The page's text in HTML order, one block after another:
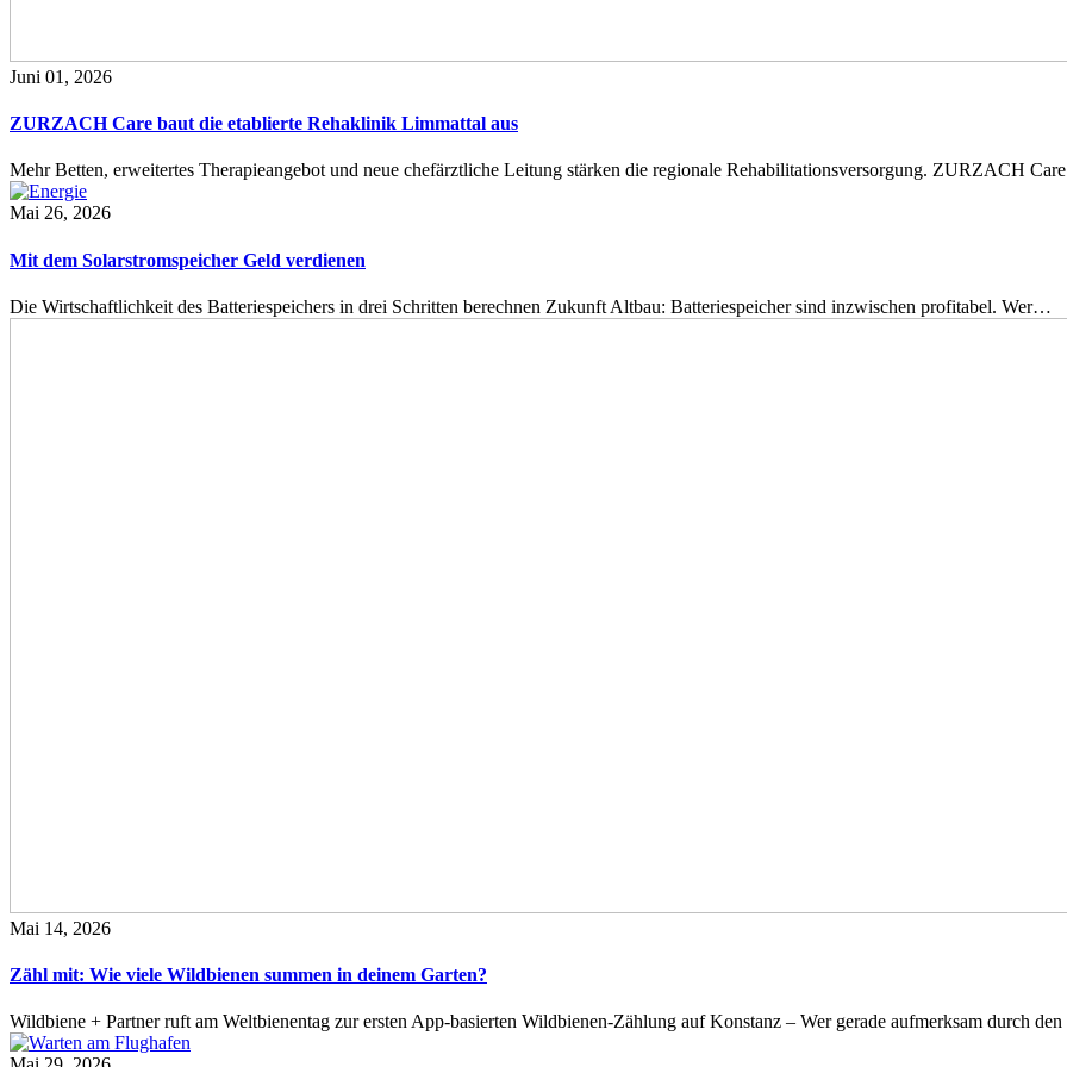
Juni 01, 2026
ZURZACH Care baut die etablierte Rehaklinik Limmattal aus
Mehr Betten, erweitertes Therapieangebot und neue chefärztliche Leitung stärken die regionale Rehabilitationsversorgung. ZURZACH
Mai 26, 2026
Mit dem Solarstromspeicher Geld verdienen
Die Wirtschaftlichkeit des Batteriespeichers in drei Schritten berechnen Zukunft Altbau: Batteriespeicher sind inzwischen profitabel. Wer…
Mai 14, 2026
Zähl mit: Wie viele Wildbienen summen in deinem Garten?
Wildbiene + Partner ruft am Weltbienentag zur ersten App-basierten Wildbienen-Zählung auf Konstanz – Wer gerade aufmerksam durch